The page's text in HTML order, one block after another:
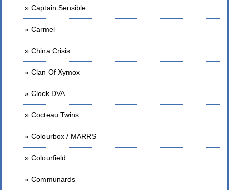
Captain Sensible
Carmel
China Crisis
Clan Of Xymox
Clock DVA
Cocteau Twins
Colourbox / MARRS
Colourfield
Communards